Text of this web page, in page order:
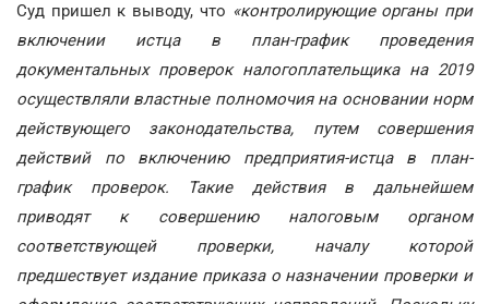
Суд пришел к выводу, что «контролирующие органы при
включении истца в план-график проведения
документальных проверок налогоплательщика на 2019
осуществляли властные полномочия на основании норм
действующего законодательства, путем совершения
действий по включению предприятия-истца в план-
график проверок. Такие действия в дальнейшем
приводят к совершению налоговым органом
соответствующей проверки, началу которой
предшествует издание приказа о назначении проверки и